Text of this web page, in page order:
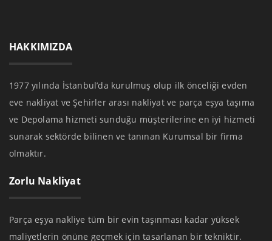
HAKKIMIZDA
1977 yılında İstanbul’da kurulmuş olup ilk önceliği evden
eve nakliyat ve Şehirler arası nakliyat ve parça eşya taşıma
ve Depolama hizmeti sunduğu müşterilerine en iyi hizmeti
sunarak sektörde bilinen ve tanınan Kurumsal bir firma
olmaktır.
Zorlu Nakliyat
Parça eşya nakliye tüm bir evin taşınması kadar yüksek
maliyetlerin önüne geçmek için tasarlanan bir tekniktir.